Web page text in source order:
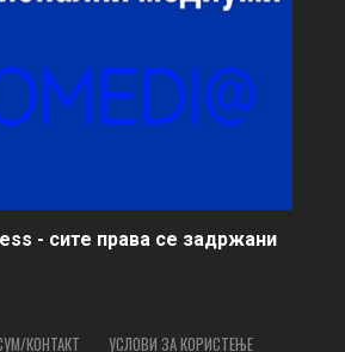
- сите права се задржани
КОНТАКТ УСЛОВИ ЗА КОРИСТЕЊЕ